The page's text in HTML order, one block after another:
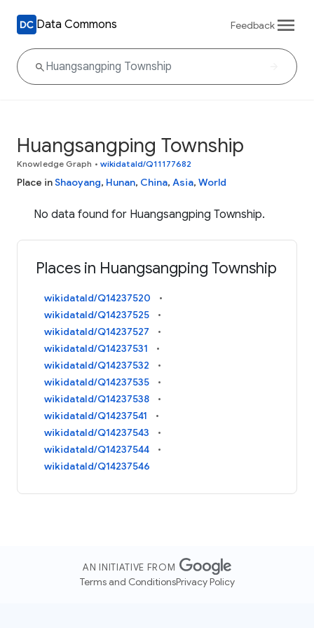
Data Commons Feedback
Huangsangping Township
Knowledge Graph • wikidataId/Q11177682
Place inShaoyang, Hunan, China, Asia, World
No data found for Huangsangping Township.
Places in Huangsangping Township
wikidataId/Q14237520
wikidataId/Q14237525
wikidataId/Q14237527
wikidataId/Q14237531
wikidataId/Q14237532
wikidataId/Q14237535
wikidataId/Q14237538
wikidataId/Q14237541
wikidataId/Q14237543
wikidataId/Q14237544
wikidataId/Q14237546
AN INITIATIVE FROM
Terms and ConditionsPrivacy Policy